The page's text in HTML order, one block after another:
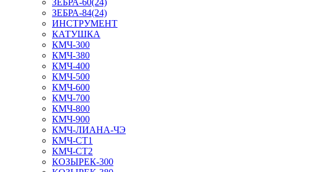
ЗЕБРА-60(24)
ЗЕБРА-84(24)
ИНСТРУМЕНТ
КАТУШКА
КМЧ-300
КМЧ-380
КМЧ-400
КМЧ-500
КМЧ-600
КМЧ-700
КМЧ-800
КМЧ-900
КМЧ-ЛИАНА-ЧЭ
КМЧ-СТ1
КМЧ-СТ2
КОЗЫРЕК-300